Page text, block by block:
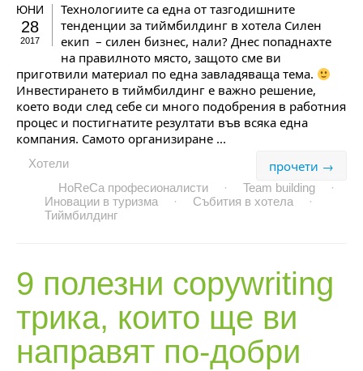
ЮНИ
28
2017
Технологиите са една от тазгодишните
тенденции за тиймбилдинг в хотела Силен
екип – силен бизнес, нали? Днес попаднахте
на правилното място, защото сме ви
приготвили материал по една завладяваща тема.
Инвестирането в тиймбилдинг е важно решение,
което води след себе си много подобрения в работния
процес и постигнатите резултати във всяка една
компания. Самото организиране ...
прочети →
Хотели
HoReCa професионалисти
· Team building
·
Иновации в туризма
· Събития в хотела
·
Тиймбилдинг
9 полезни copywriting
трика, които ще ви
направят по-добри